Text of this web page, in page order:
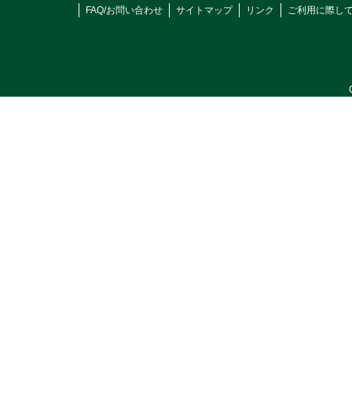
FAQ/お問い合わせ
サイトマップ リンク ご利用に際し